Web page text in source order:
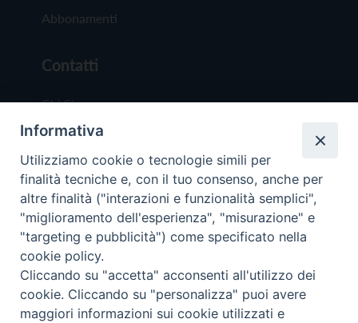
Abbonamenti
Contatti
Chi Siamo
Redazione
Scrivici
Copyright © 2019 - Tutti i diritti riservati - Vita
Trentina Editrice
Informativa
Utilizziamo cookie o tecnologie simili per
finalità tecniche e, con il tuo consenso, anche per
altre finalità ("interazioni e funzionalità semplici",
"miglioramento dell'esperienza", "misurazione" e
"targeting e pubblicità") come specificato nella
cookie policy.
Cliccando su "accetta" acconsenti all'utilizzo dei
cookie. Cliccando su "personalizza" puoi avere
maggiori informazioni sui cookie utilizzati e